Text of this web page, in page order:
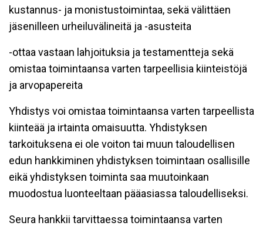
kustannus- ja monistustoimintaa, sekä välittäen
jäsenilleen urheiluvälineitä ja -asusteita
-ottaa vastaan lahjoituksia ja testamentteja sekä
omistaa toimintaansa varten tarpeellisia kiinteistöjä
ja arvopapereita
Yhdistys voi omistaa toimintaansa varten tarpeellista
kiinteää ja irtainta omaisuutta. Yhdistyksen
tarkoituksena ei ole voiton tai muun taloudellisen
edun hankkiminen yhdistyksen toimintaan osallisille
eikä yhdistyksen toiminta saa muutoinkaan
muodostua luonteeltaan pääasiassa taloudelliseksi.
Seura hankkii tarvittaessa toimintaansa varten